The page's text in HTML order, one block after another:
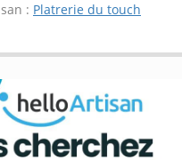
: Platrerie du touch